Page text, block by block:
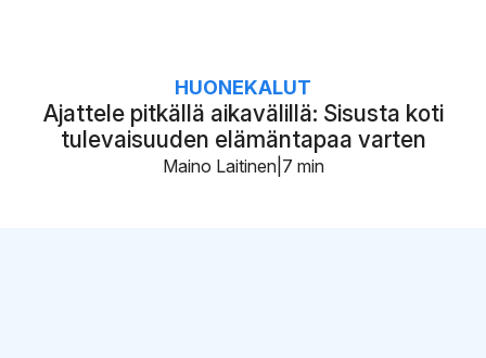
Ajattele pitkällä aikavälillä: Sisusta koti
tulevaisuuden elämäntapaa varten
HUONEKALUT
7 min
Maino Laitinen